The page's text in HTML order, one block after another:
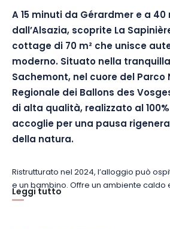
A 15 minuti da Gérardmer e a
dall’Alsazia, scoprite La
cottage di 70 m² che unisce
moderno. Situato nella
Sachemont, nel cuore del Parco
Regionale dei Ballons des
di alta qualità, realizzato al
accoglie per una pausa
della natura.
Ristrutturato nel 2024, l’alloggio può
e un bambino. Offre un ambiente caldo
decorato con un’attenta miscela di
Leggi tutto